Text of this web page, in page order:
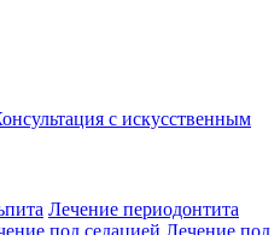
с искусственным
Лечение периодонтита
под седацией Лечение под